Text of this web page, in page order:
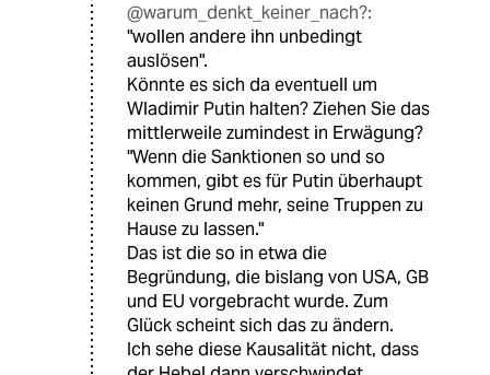
@warum_denkt_keiner_nach?:
"wollen andere ihn unbedingt
auslösen".
Könnte es sich da eventuell um
Wladimir Putin halten? Ziehen Sie das
mittlerweile zumindest in Erwägung?
"Wenn die Sanktionen so und so
kommen, gibt es für Putin überhaupt
keinen Grund mehr, seine Truppen zu
Hause zu lassen."
Das ist die so in etwa die
Begründung, die bislang von USA, GB
und EU vorgebracht wurde. Zum
Glück scheint sich das zu ändern.
Ich sehe diese Kausalität nicht, dass